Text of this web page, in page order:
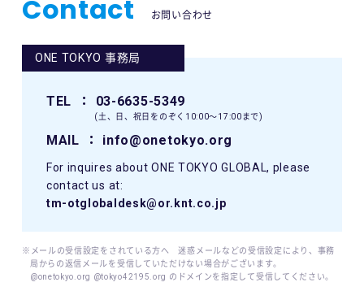
Contact お問い合わせ
ONE TOKYO 事務局
TEL ： 03-6635-5349
(土、日、祝日をのぞく10:00〜17:00まで)
MAIL ： info@onetokyo.org
For inquires about ONE TOKYO GLOBAL, please
contact us at:
tm-otglobaldesk@or.knt.co.jp
※メールの受信設定をされている方へ 迷惑メールなどの受信設定により、事務
局からの返信メールを受信していただけない場合がございます。
@onetokyo.org @tokyo42195.org のドメインを指定して受信してください。